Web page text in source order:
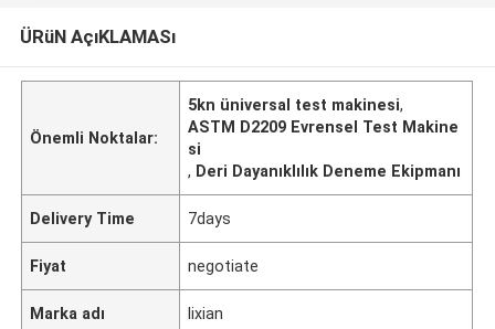
ÜRüN AçıKLAMASı
Önemli Noktalar:
5kn üniversal test makinesi,
ASTM D2209 Evrensel Test Makine
si
, Deri Dayanıklılık Deneme Ekipmanı
Delivery Time 7days
Fiyat negotiate
Marka adı lixian